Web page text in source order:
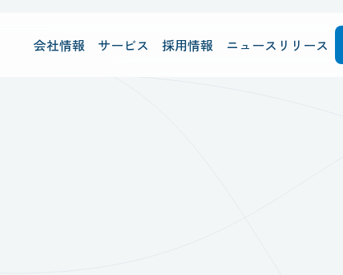
会社情報 サービス 採用情報 ニュースリリース